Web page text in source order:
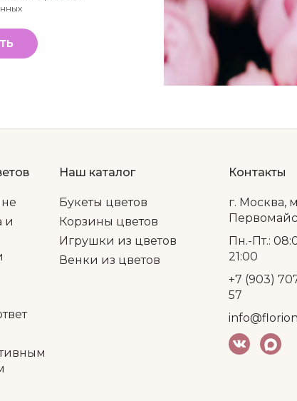
и
Наш каталог
Букеты цветов
Корзины цветов
Игрушки из цветов
Венки из цветов
Контакты
г. Москва,
Пн.-Пт.:
21:00
+7 (903)
57